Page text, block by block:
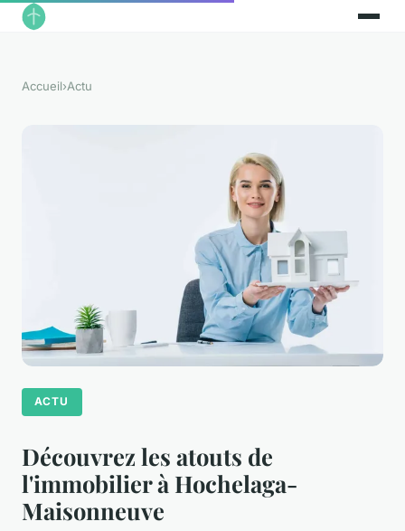
Accueil›Actu
ACTU
Découvrez les atouts de
l'immobilier à Hochelaga-
Maisonneuve